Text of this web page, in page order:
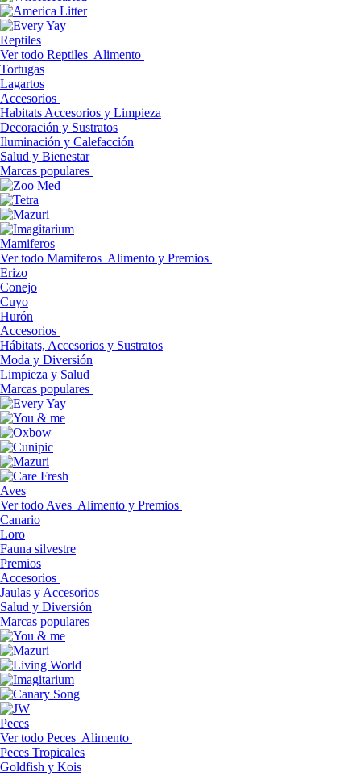
Reptiles
Ver todo Reptiles Alimento
Tortugas
Lagartos
Accesorios
Habitats Accesorios y Limpieza
Decoración y Sustratos
Iluminación y Calefacción
Salud y Bienestar
Marcas populares
Mamiferos
Ver todo Mamiferos Alimento y Premios
Erizo
Conejo
Cuyo
Hurón
Accesorios
Hábitats, Accesorios y Sustratos
Moda y Diversión
Limpieza y Salud
Marcas populares
Aves
Ver todo Aves Alimento y Premios
Canario
Loro
Fauna silvestre
Premios
Accesorios
Jaulas y Accesorios
Salud y Diversión
Marcas populares
Peces
Ver todo Peces Alimento
Peces Tropicales
Goldfish y Kois